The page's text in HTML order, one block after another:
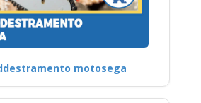
motosega